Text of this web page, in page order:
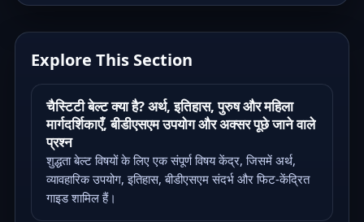
Explore This Section
चैस्टिटी बेल्ट क्या है? अर्थ, इतिहास, पुरुष और महिला
मार्गदर्शिकाएँ, बीडीएसएम उपयोग और अक्सर पूछे जाने वाले
प्रश्न
शुद्धता बेल्ट विषयों के लिए एक संपूर्ण विषय केंद्र, जिसमें अर्थ,
व्यावहारिक उपयोग, इतिहास, बीडीएसएम संदर्भ और फिट-केंद्रित
गाइड शामिल हैं।